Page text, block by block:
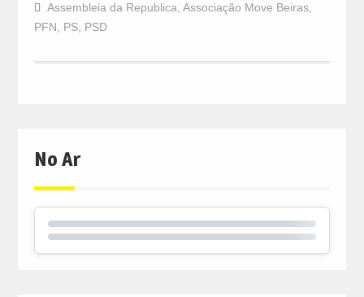
Assembleia da Republica, Associação Move Beiras,
PFN, PS, PSD
No Ar